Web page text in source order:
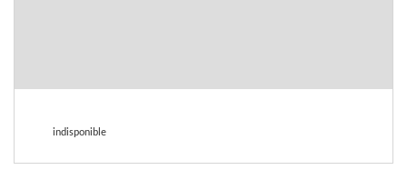
indisponible